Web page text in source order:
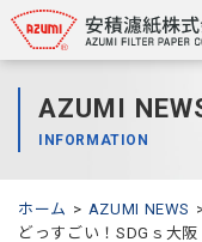
AZUMI
INFORMATION
ホーム AZUMI NEWS
どっすごい！SDGｓ大